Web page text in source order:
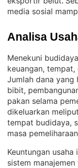
media sosial
Analisa
Menekuni
keuangan,
Jumlah dana yang
bibit,
pakan selama
dikeluarkan
tempat budidaya,
masa pemeliharaan
Keuntungan
sistem